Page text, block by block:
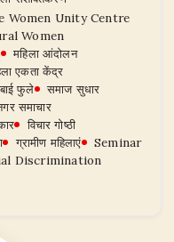
Women Unity Centre
Women
महिला आंदोलन
एकता केंद्र
बाई फुले
समाज सुधार
समाचार
विचार गोष्ठी
ग्रामीण महिलाएं
Seminar
Discrimination